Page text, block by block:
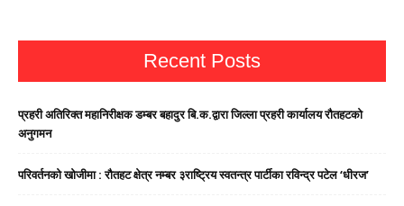
Recent Posts
प्रहरी अतिरिक्त महानिरीक्षक डम्बर बहादुर बि.क.द्वारा जिल्ला प्रहरी कार्यालय रौतहटको
अनुगमन
परिवर्तनको खोजीमा : रौतहट क्षेत्र नम्बर ३राष्ट्रिय स्वतन्त्र पार्टीका रविन्द्र पटेल ‘धीरज’